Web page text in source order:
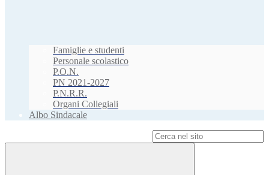
Famiglie e studenti
Personale scolastico
P.O.N.
PN 2021-2027
P.N.R.R.
Organi Collegiali
Albo Sindacale